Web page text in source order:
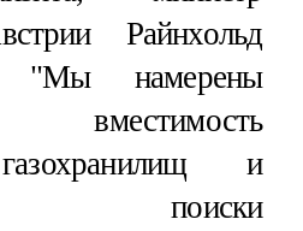
Райнхольд
"Мы намерены
вместимость
и
поиски